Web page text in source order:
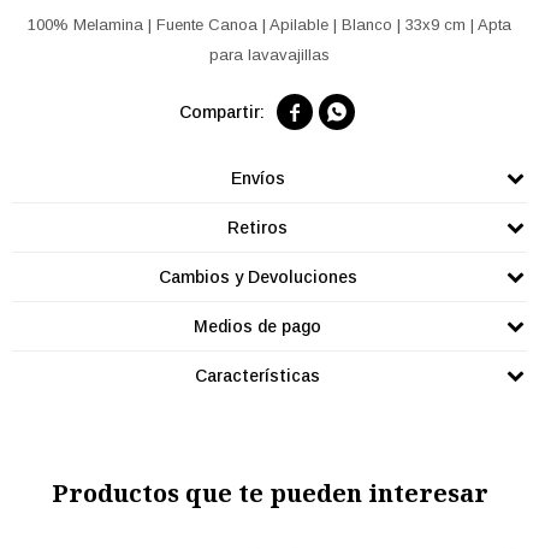
100% Melamina | Fuente Canoa | Apilable | Blanco | 33x9 cm | Apta
para lavavajillas
 
Envíos
Retiros
Cambios y Devoluciones
Medios de pago
Características
Productos que te pueden interesar